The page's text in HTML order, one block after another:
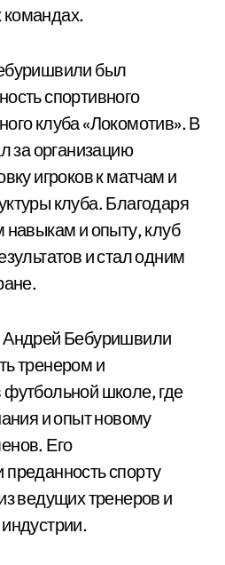
был
спортивного
клуба «Локомотив». В
за организацию
игроков к матчам и
клуба. Благодаря
навыкам и опыту, клуб
и стал одним
Бебуришвили
тренером и
школе, где
и опыт новому
Его
спорту
ведущих тренеров и